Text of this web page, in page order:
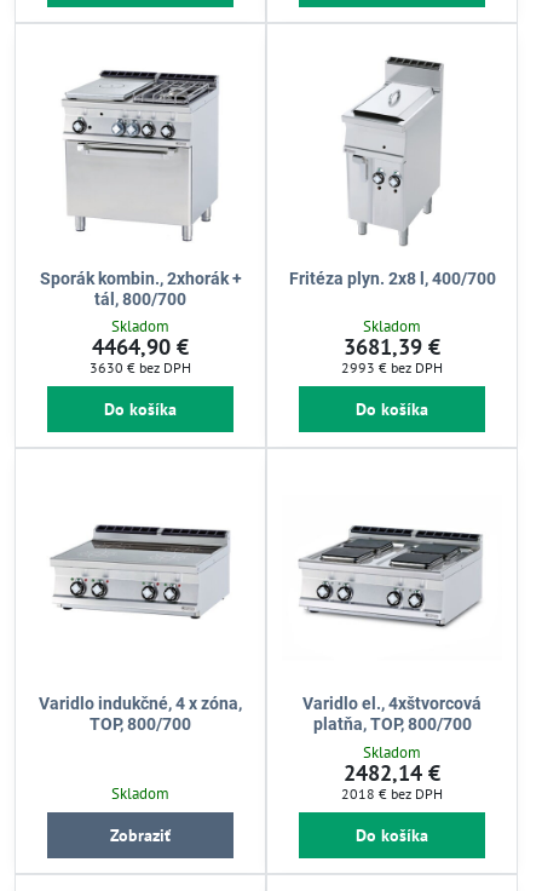
Sporák kombin., 2xhorák +
tál, 800/700
Skladom
4464,90 €
3630 € bez DPH
Do košíka
Fritéza plyn. 2x8 l, 400/700
Skladom
3681,39 €
2993 € bez DPH
Do košíka
Varidlo indukčné, 4 x zóna,
TOP, 800/700
Skladom
Zobraziť
Varidlo el., 4xštvorcová
platňa, TOP, 800/700
Skladom
2482,14 €
2018 € bez DPH
Do košíka